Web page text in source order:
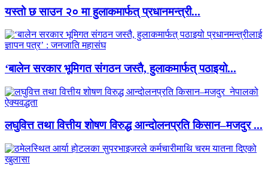
यस्तो छ साउन २० मा हुलाकमार्फत् प्रधानमन्त्री...
‘बालेन सरकार भूमिगत संगठन जस्तै, हुलाकमार्फत् पठाइयो...
लघुवित्त तथा वित्तीय शोषण विरुद्ध आन्दोलनप्रति किसान–मजदुर ...